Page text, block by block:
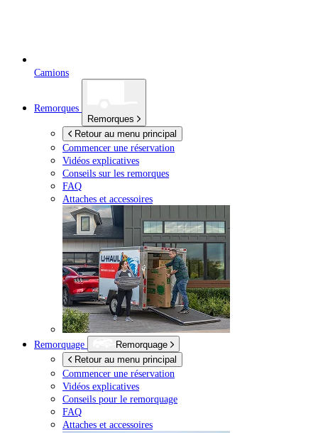
Camions
Remorques
Remorques
Retour au menu principal
Commencer une réservation
Vidéos explicatives
Conseils sur les remorques
FAQ
Attaches et accessoires
Remorquage
Remorquage
Retour au menu principal
Commencer une réservation
Vidéos explicatives
Conseils pour le remorquage
FAQ
Attaches et accessoires